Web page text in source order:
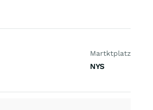
Martktplatz
NYS